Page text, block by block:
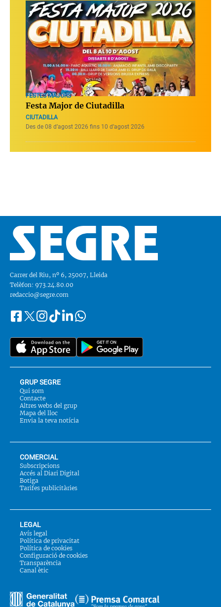
FESTES MAJORS
Festa Major de Ciutadilla
CIUTADILLA
Des de 08 d’agost 2026 fins 10 d’agost 2026
Carrer del Riu, nº 6, 25007, Lleida
Telèfon: 973.24.80.00
redaccio@segre.com
Segueix-
a::
FacebookInstagram
TiktokLinkedinWhatsapp
GRUP SEGRE
Qui som
Contacte
Altres webs del grup
Mapa del lloc
Envia la teva notícia
COMERCIAL
Subscripcions
Accés al Diari Digital
Botiga
Tarifes publicitàries
LEGAL
Avís legal
Política de privacitat
Política de cookies
Configuració de cookies
Transparència
Canal ètic